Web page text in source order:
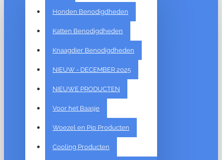
Honden Benodigdheden
Katten Benodigdheden
Knaagdier Benodigdheden
NIEUW - DECEMBER 2025
NIEUWE PRODUCTEN
Voor het Baasje
Woezel en Pip Producten
Cooling Producten